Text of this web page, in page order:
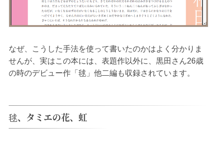
なぜ、こうした手法を使って書いたのかはよく分かりま
せんが、実はこの本には、表題作以外に、黒田さん26歳
の時のデビュー作「毬」他二編も収録されています。
毬、タミエの花、虹